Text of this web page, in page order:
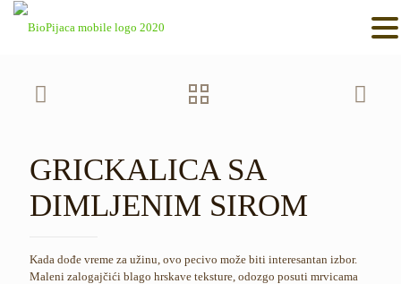
GRICKALICA SA
DIMLJENIM SIROM
Kada dođe vreme za užinu, ovo pecivo može biti interesantan izbor.
Maleni zalogajčići blago hrskave teksture, odozgo posuti mrvicama